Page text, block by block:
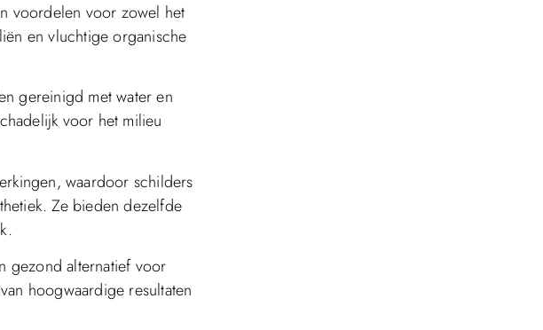
voordelen voor zowel het
en vluchtige organische
gereinigd met water en
voor het milieu
waardoor schilders
Ze bieden dezelfde
gezond alternatief voor
hoogwaardige resultaten